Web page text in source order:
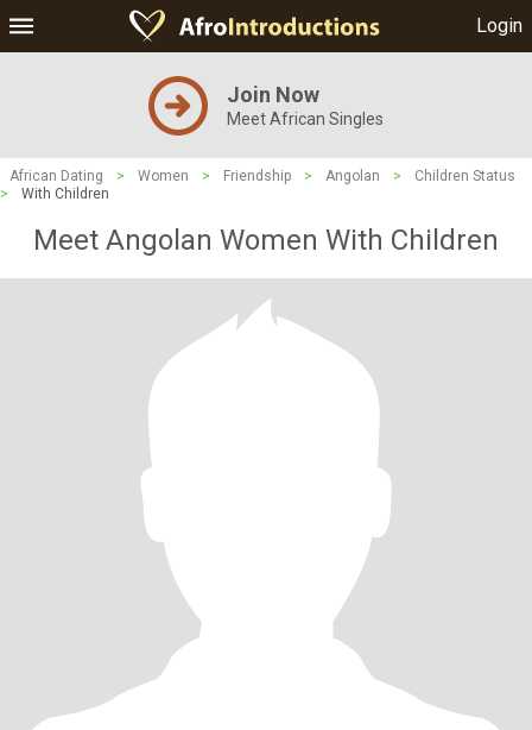
Login
Join Now
Meet African Singles
African Dating > Women > Friendship > Angolan >
Children Status
>
With Children
Meet Angolan Women With Children